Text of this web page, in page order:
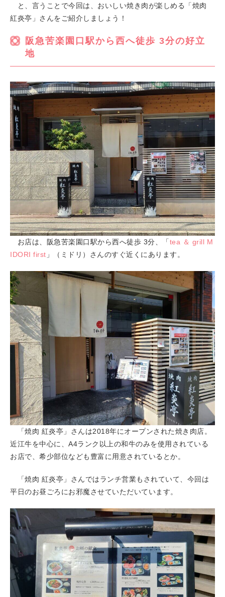
と、言うことで今回は、おいしい焼き肉が楽しめる「焼肉
紅炎亭」さんをご紹介しましょう！
阪急苦楽園口駅から西へ徒歩 3分の好立
地
お店は、阪急苦楽園口駅から西へ徒歩 3分、「tea ＆ grill M
IDORI first 」（ミドリ）さんのすぐ近くにあります。
「焼肉 紅炎亭」さんは2018年にオープンされた焼き肉店。
近江牛を中心に、A4ランク以上の和牛のみを使用されている
お店で、希少部位なども豊富に用意されているとか。
「焼肉 紅炎亭」さんではランチ営業もされていて、今回は
平日のお昼ごろにお邪魔させていただいています。